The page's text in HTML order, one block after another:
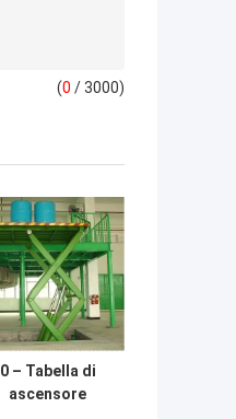
(0 / 3000)
0 – Tabella di
ascensore